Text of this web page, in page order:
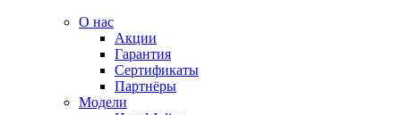
О нас
Акции
Гарантия
Сертификаты
Партнёры
Модели